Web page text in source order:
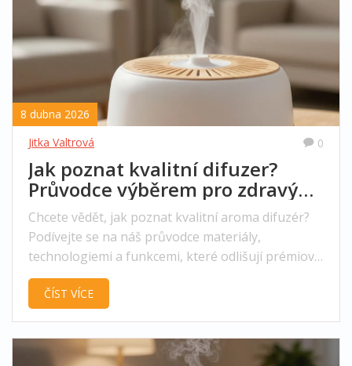
8 dubna 2026
Jitka Valtrová
0
Jak poznat kvalitní difuzer?
Průvodce výběrem pro zdravý
domov
Chcete vědět, jak poznat kvalitní aroma difuzér?
Podívejte se na náš průvodce materiály,
technologiemi a funkcemi, které odlišují prémiové
přístroje od levných napodobenin.
ČÍST VÍCE